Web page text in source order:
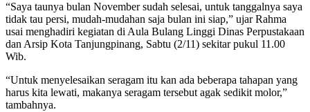
“Saya taunya bulan November sudah selesai, untuk tanggalnya saya
tidak tau persi, mudah-mudahan saja bulan ini siap,” ujar Rahma
usai menghadiri kegiatan di Aula Bulang Linggi Dinas Perpustakaan
dan Arsip Kota Tanjungpinang, Sabtu (2/11) sekitar pukul 11.00
Wib.
“Untuk menyelesaikan seragam itu kan ada beberapa tahapan yang
harus kita lewati, makanya seragam tersebut agak sedikit molor,”
tambahnya.